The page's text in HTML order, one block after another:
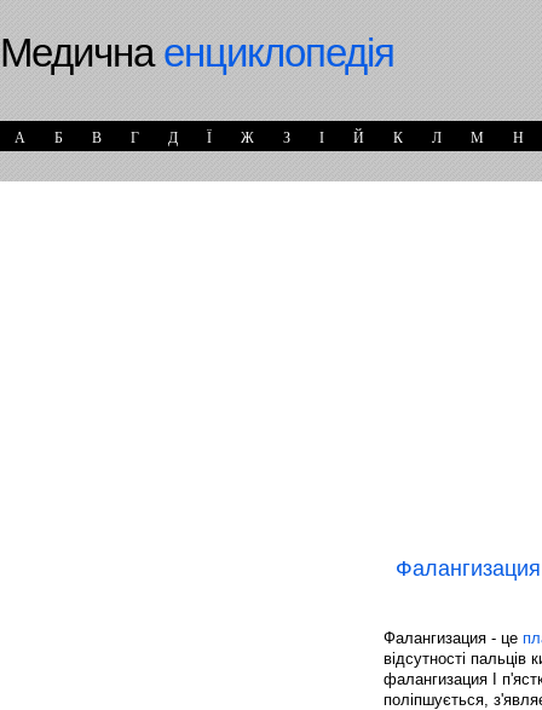
Медичнаенциклопедія
А Б В Г Д Ї Ж З І Й К Л М Н
Фалангизация
Фалангизация - це
відсутності
фалангизация I
поліпшується,